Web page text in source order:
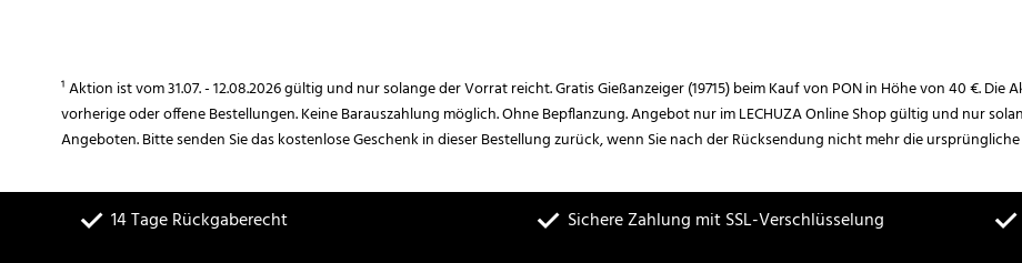
¹ Aktion ist vom 31.07. - 12.08.2026 gültig und nur solange der Vorrat reicht. Gratis Gießanzeiger (19715) beim Kauf von PON in Höhe von 40 €.
vorherige oder offene Bestellungen. Keine Barauszahlung möglich. Ohne Bepflanzung. Angebot nur im LECHUZA Online Shop gültig und nur
Angeboten. Bitte senden Sie das kostenlose Geschenk in dieser Bestellung zurück, wenn Sie nach der Rücksendung nicht mehr die
14 Tage Rückgaberecht Sichere Zahlung mit SSL-Verschlüsselung